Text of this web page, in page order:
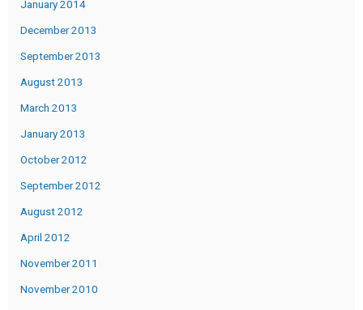
January 2014
December 2013
September 2013
August 2013
March 2013
January 2013
October 2012
September 2012
August 2012
April 2012
November 2011
November 2010